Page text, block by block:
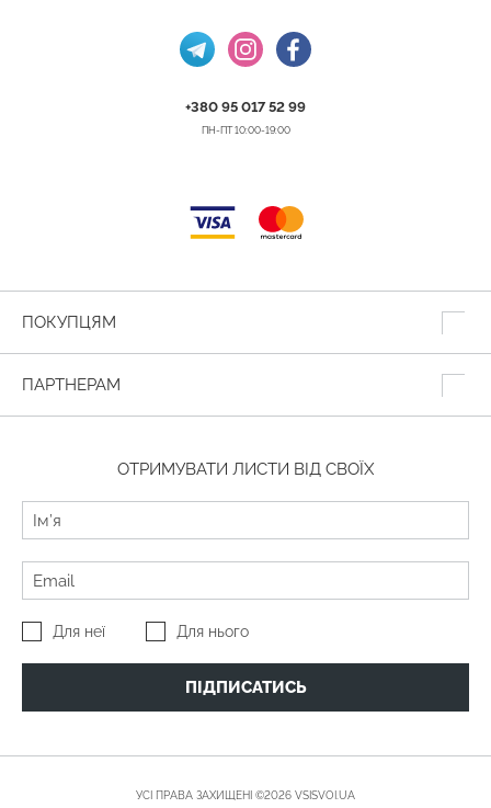
+380 95 017 52 99
ПН-ПТ 10:00-19:00
ПОКУПЦЯМ
ПАРТНЕРАМ
ОТРИМУВАТИ ЛИСТИ ВІД СВОЇХ
Для неї Для нього
ПІДПИСАТИСЬ
УСІ ПРАВА ЗАХИЩЕНІ ©2026 VSISVOI.UA